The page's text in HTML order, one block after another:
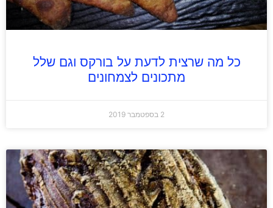
כל מה שרצית לדעת על בורקס וגם שלל
מתכונים לצמחונים
2 בספטמבר 2019